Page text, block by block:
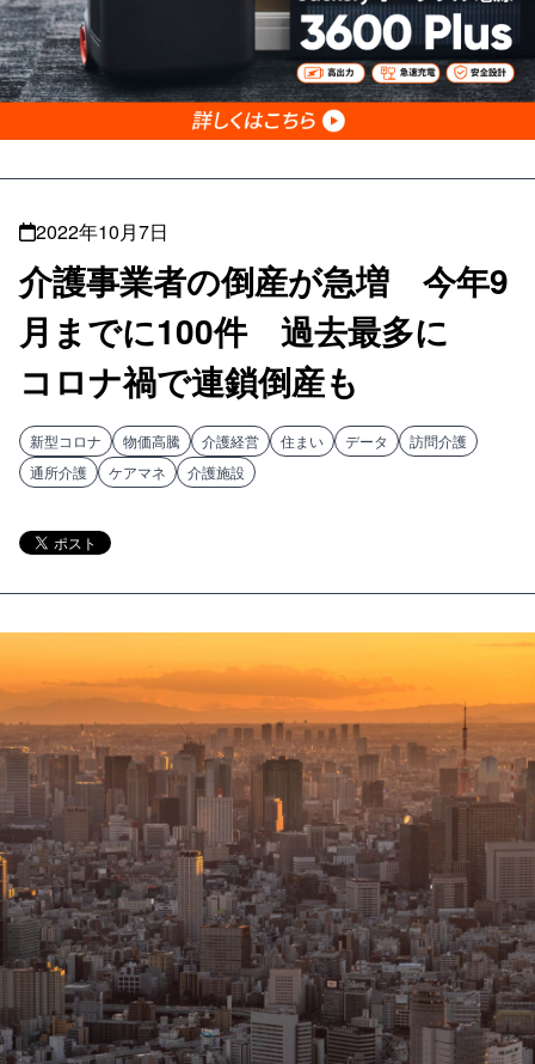
2022年10月7日
介護事業者の倒産が急増 今年9
月までに100件 過去最多に
コロナ禍で連鎖倒産も
新型コロナ 物価高騰 介護経営 住まい データ
訪問介護
通所介護
ケアマネ 介護施設